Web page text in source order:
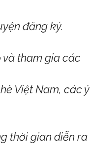
đăng ký.
và tham gia các
Việt Nam, các ý
thời gian diễn ra